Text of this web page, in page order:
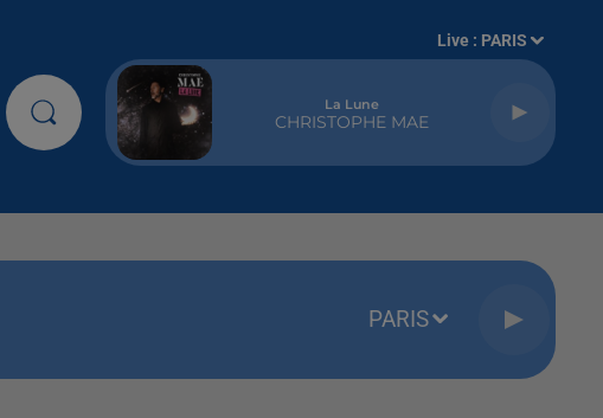
Live : PARIS
One Track Mind
NAIKA
PARIS